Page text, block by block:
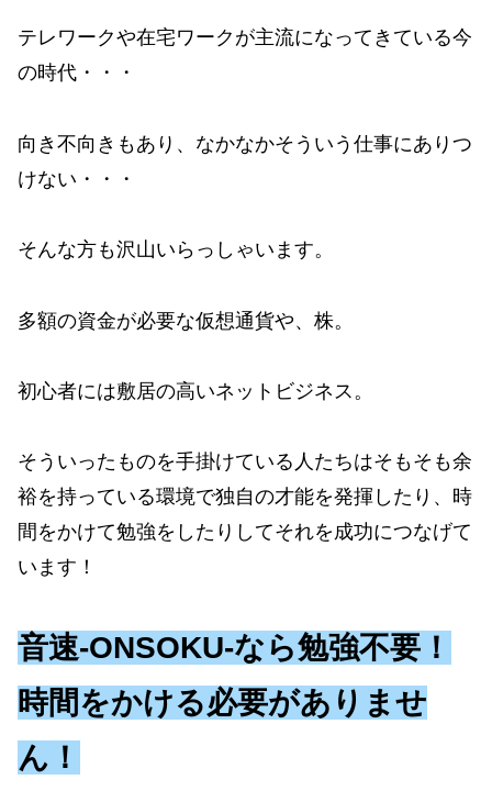
テレワークや在宅ワークが主流になってきている今
の時代・・・
向き不向きもあり、なかなかそういう仕事にありつ
けない・・・
そんな方も沢山いらっしゃいます。
多額の資金が必要な仮想通貨や、株。
初心者には敷居の高いネットビジネス。
そういったものを手掛けている人たちはそもそも余
裕を持っている環境で独自の才能を発揮したり、時
間をかけて勉強をしたりしてそれを成功につなげて
います！
音速-ONSOKU-なら勉強不要！
時間をかける必要がありませ
ん！